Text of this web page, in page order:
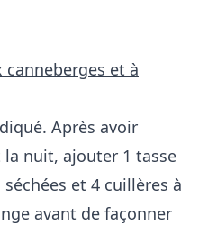
et à
Après avoir
nuit, ajouter 1 tasse
et 4 cuillères à
avant de façonner